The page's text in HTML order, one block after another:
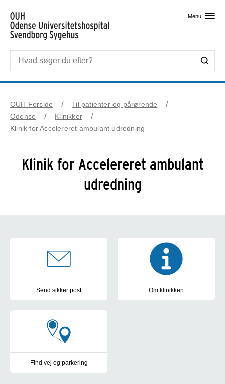
Menu
OUH Forside
Til patienter og pårørende
Odense
Klinikker
Klinik for Accelereret ambulant udredning
Klinik for Accelereret ambulant
udredning
Klinik for accelereret ambulant
Send sikker post Om klinikken
Find vej og parkering